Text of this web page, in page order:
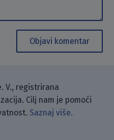
Objavi komentar
V., registrirana
Cilj nam je pomoći
Saznaj više.
blog koristeći
GitHubu.
s nama putem